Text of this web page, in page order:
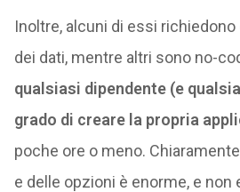
Inoltre, alcuni di essi
dei dati, mentre altri sono no-
qualsiasi dipendente (e
grado di creare la propria
poche ore o meno.
e delle opzioni è enorme, e